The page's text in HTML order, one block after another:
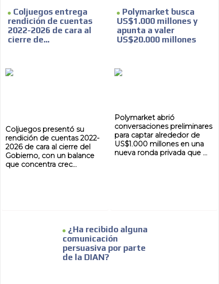
Coljuegos entrega
rendición de cuentas
2022-2026 de cara al
cierre de...
Coljuegos presentó su
rendición de cuentas 2022-
2026 de cara al cierre del
Gobierno, con un balance
que concentra crec...
Polymarket busca
US$1.000 millones y
apunta a valer
US$20.000 millones
Polymarket abrió
conversaciones preliminares
para captar alrededor de
US$1.000 millones en una
nueva ronda privada que ...
¿Ha recibido alguna
comunicación
persuasiva por parte
de la DIAN?